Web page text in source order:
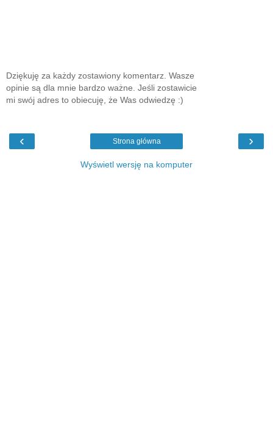
Dziękuję za każdy zostawiony komentarz. Wasze
opinie są dla mnie bardzo ważne. Jeśli zostawicie
mi swój adres to obiecuję, że Was odwiedzę :)
‹ ›
Strona główna
Wyświetl wersję na komputer